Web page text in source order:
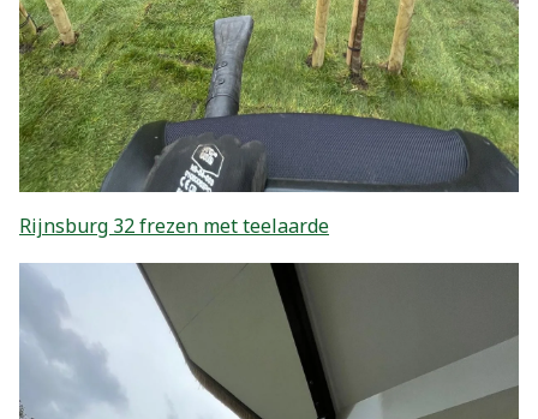
Rijnsburg 32 frezen met teelaarde